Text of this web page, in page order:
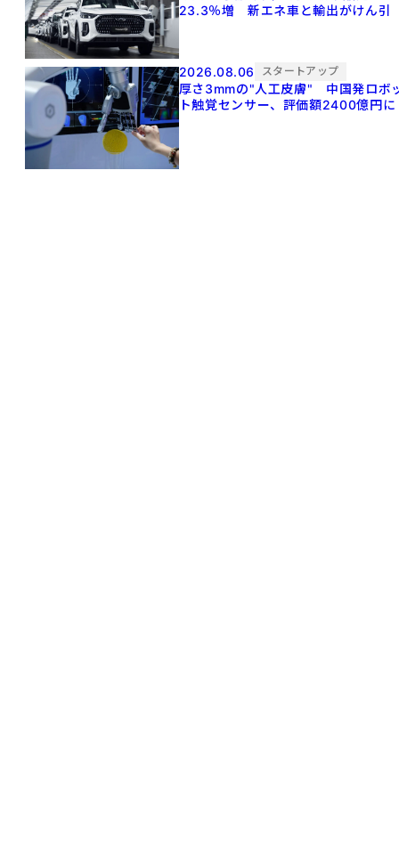
23.3％増 新エネ車と輸出がけん引
2026.08.06 スタートアップ
厚さ3mmの"人工皮膚" 中国発ロボ
ト触覚センサー、評価額2400億円に